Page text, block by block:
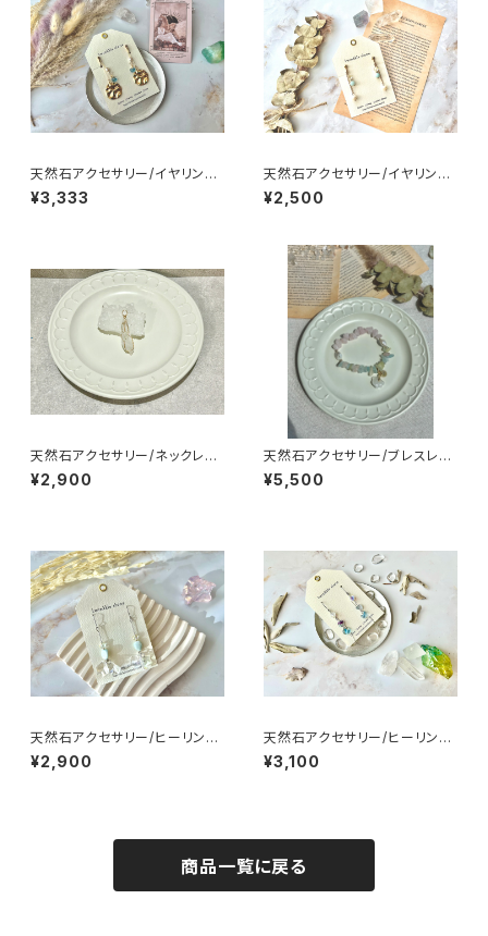
天然石アクセサリー/イヤリング/
ヒーリング入
¥3,333
天然石アクセサリー/イヤリング/
ヒーリング入
¥2,500
天然石アクセサリー/ネックレス/
ヒーリング入
¥2,900
天然石アクセサリー/ブレスレッ
ト/ヒーリング入
¥5,500
天然石アクセサリー/ヒーリング
入/ピアス
¥2,900
天然石アクセサリー/ヒーリング
入/ピアス
¥3,100
商品一覧に戻る